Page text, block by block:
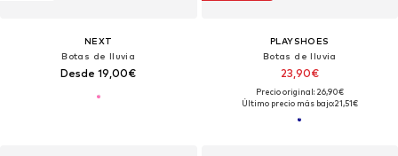
NEXT
Botas de lluvia
Desde 19,00€
PLAYSHOES
Botas de lluvia
23,90€
Precio original: 26,90€
Último precio más bajo:21,51€